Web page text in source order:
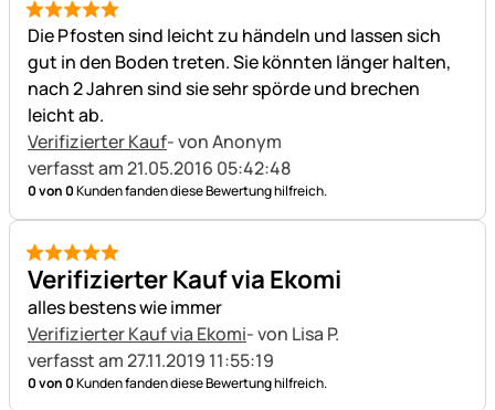
5 von 5
Die Pfosten sind leicht zu händeln und lassen sich
gut in den Boden treten. Sie könnten länger halten,
nach 2 Jahren sind sie sehr spörde und brechen
leicht ab.
Verifizierter Kauf- von Anonym
verfasst am 21.05.2016 05:42:48
0 von 0Kunden fanden diese Bewertung hilfreich.
5 von 5
Verifizierter Kauf via Ekomi
alles bestens wie immer
Verifizierter Kauf via Ekomi- von Lisa P.
verfasst am 27.11.2019 11:55:19
0 von 0Kunden fanden diese Bewertung hilfreich.